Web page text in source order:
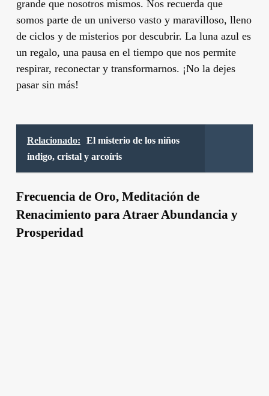
grande que nosotros mismos. Nos recuerda que
somos parte de un universo vasto y maravilloso, lleno
de ciclos y de misterios por descubrir. La luna azul es
un regalo, una pausa en el tiempo que nos permite
respirar, reconectar y transformarnos. ¡No la dejes
pasar sin más!
Relacionado:
El misterio de los niños
índigo, cristal y arcoíris
Frecuencia de Oro, Meditación de
Renacimiento para Atraer Abundancia y
Prosperidad